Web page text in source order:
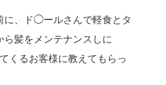
に、ド◯ールさんで軽食とタ
髪をメンテナンスしに
くるお客様に教えてもらっ